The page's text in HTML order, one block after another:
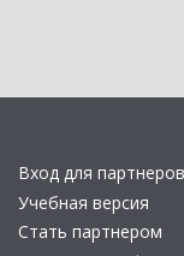
Вход для
Учебная версия
Стать партнером